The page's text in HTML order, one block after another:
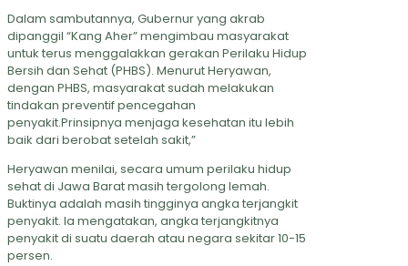
Dalam sambutannya, Gubernur yang akrab
dipanggil “Kang Aher” mengimbau masyarakat
untuk terus menggalakkan gerakan Perilaku Hidup
Bersih dan Sehat (PHBS). Menurut Heryawan,
dengan PHBS, masyarakat sudah melakukan
tindakan preventif pencegahan
penyakit.Prinsipnya menjaga kesehatan itu lebih
baik dari berobat setelah sakit,”
Heryawan menilai, secara umum perilaku hidup
sehat di Jawa Barat masih tergolong lemah.
Buktinya adalah masih tingginya angka terjangkit
penyakit. Ia mengatakan, angka terjangkitnya
penyakit di suatu daerah atau negara sekitar 10-15
persen.